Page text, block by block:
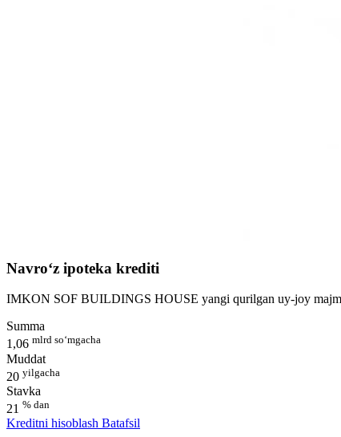
Navro‘z ipoteka krediti
IMKON SOF BUILDINGS HOUSE yangi qurilgan uy-joy
Summa
1,06 mlrd so‘mgacha
Muddat
20 yilgacha
Stavka
21 % dan
Kreditni hisoblash Batafsil